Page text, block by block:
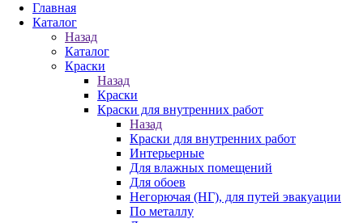
Главная
Каталог
Назад
Каталог
Краски
Назад
Краски
Краски для внутренних работ
Назад
Краски для внутренних работ
Интерьерные
Для влажных помещений
Для обоев
Негорючая (НГ), для путей эвакуации
По металлу